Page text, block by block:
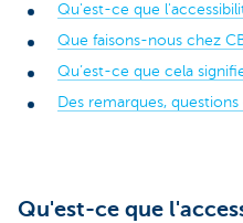
Qu'est-ce que
Que faisons-nous chez
Qu’est-ce que cela
Des remarques,
Qu'est-ce que